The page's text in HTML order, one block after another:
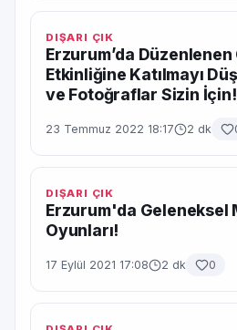
DIŞARI ÇIK
Erzurum’da
Etkinliğine Katılmayı
ve Fotoğraflar Sizin İçin!
23 Temmuz 2022 18:17 2 dk
DIŞARI ÇIK
Erzurum'da Geleneksel
Oyunları!
17 Eylül 2021 17:08 2 dk 0